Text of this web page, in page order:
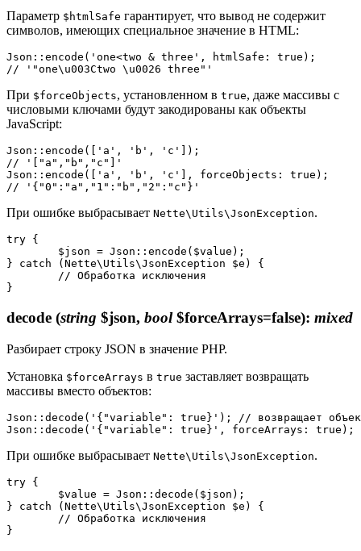
Параметр $htmlSafe гарантирует, что вывод не содержит
символов, имеющих специальное значение в HTML:
Json::encode('one<two & three', htmlSafe: true);
При $forceObjects, установленном в true, даже массивы с
числовыми ключами будут закодированы как объекты
JavaScript:
Json::encode(['a', 'b', 'c']);
// '["a","b","c"]'
Json::encode(['a', 'b', 'c'], forceObjects: true);
При ошибке выбрасывает Nette\Utils\JsonException.
try {
} catch (Nette\Utils\JsonException $e) {
decode (string $json, bool$forceArrays=false): mixed
Разбирает строку JSON в значение PHP.
Установка $forceArrays в true заставляет возвращать
массивы вместо объектов:
Json::decode('{"variable": true}'); // возвращает
При ошибке выбрасывает Nette\Utils\JsonException.
try {
} catch (Nette\Utils\JsonException $e) {